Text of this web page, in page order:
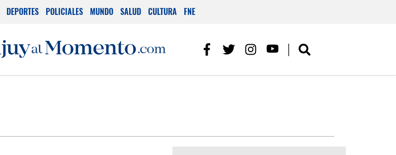
DEPORTES POLICIALES MUNDO SALUD CULTURA FNE